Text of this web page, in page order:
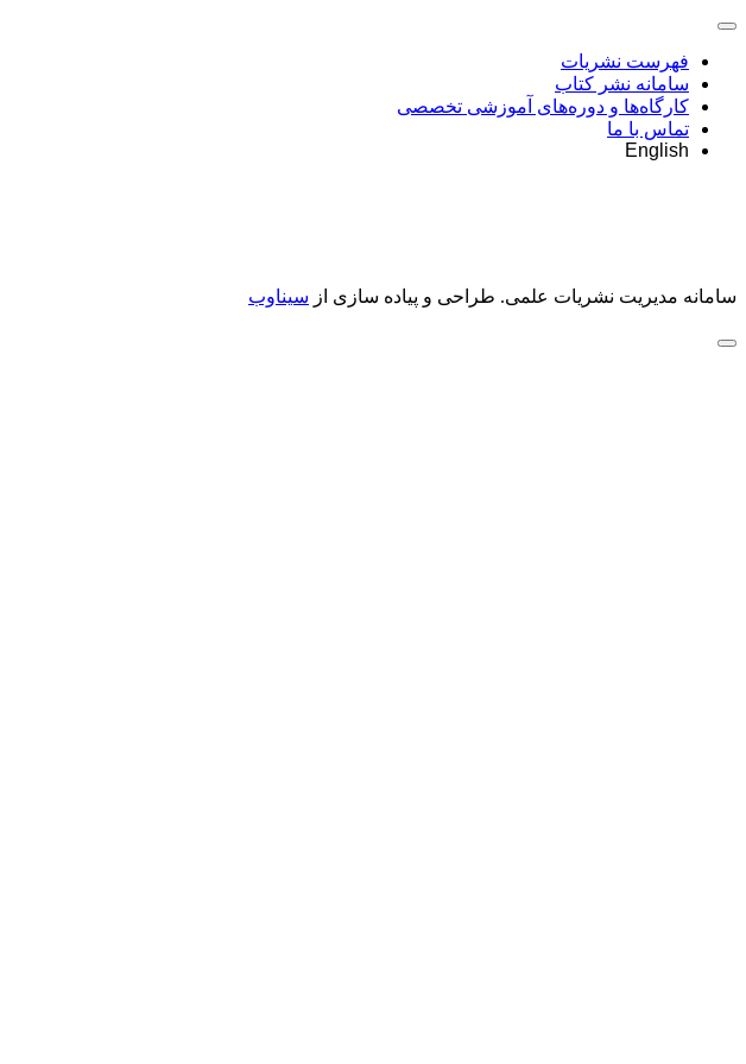
فهرست نشریات
سامانه نشر کتاب
کارگاه‌ها و دوره‌های آموزشی تخصصی
تماس با ما
English
سامانه مدیریت نشریات علمی. طراحی و پیاده سازی از سیناوب